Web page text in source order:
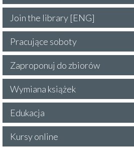
Join the library [ENG]
Pracujące soboty
Zaproponuj do zbiorów
Wymiana książek
Edukacja
Kursy online